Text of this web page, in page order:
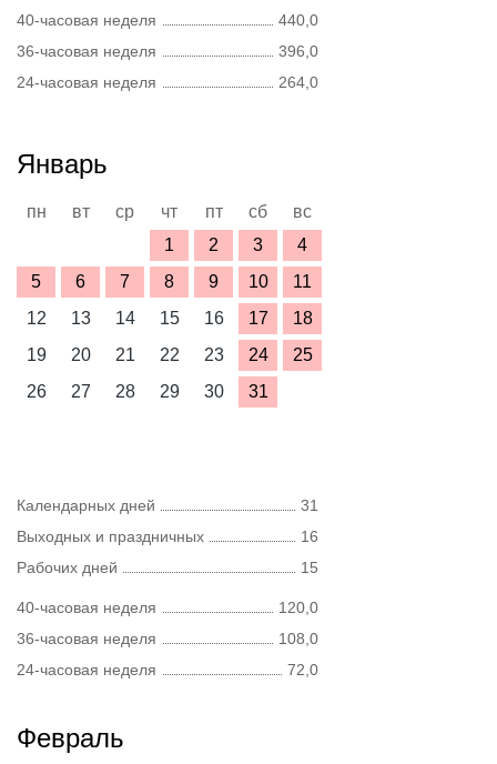
40-часовая неделя
440,0
36-часовая неделя
396,0
24-часовая неделя
264,0
Январь
пн вт ср чт пт сб
вс
1
2 3
4
5
6 7 8 9 10
11
12
13 14 15 16 17
18
19
20 21 22 23 24
25
26
27 28 29 30 31
Календарных дней
31
Выходных и праздничных
16
Рабочих дней
15
40-часовая неделя
120,0
36-часовая неделя
108,0
24-часовая неделя
72,0
Февраль